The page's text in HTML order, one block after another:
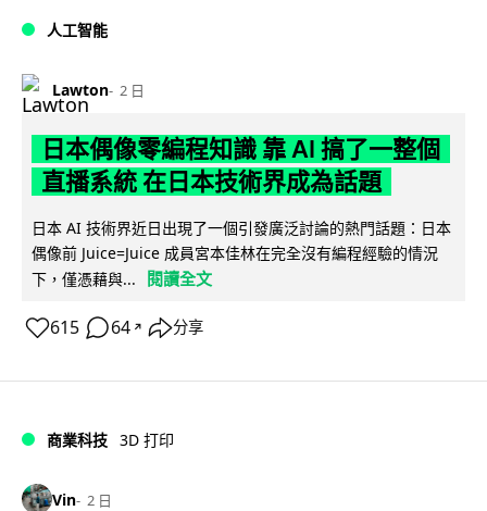
人工智能
Lawton 2 日
日本偶像零編程知識 靠 AI 搞了一整個
直播系統 在日本技術界成為話題
日本 AI 技術界近日出現了一個引發廣泛討論的熱門話題：日本
偶像前 Juice=Juice 成員宮本佳林在完全沒有編程經驗的情況
下，僅憑藉與...
閱讀全文
615 64 ↗ 分享
商業科技 3D 打印
Vin 2 日